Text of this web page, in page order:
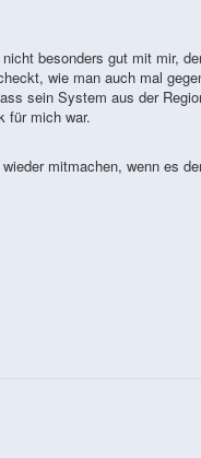
besonders gut mit mir,
wie man auch mal
sein System aus der
für mich war.
mitmachen, wenn es